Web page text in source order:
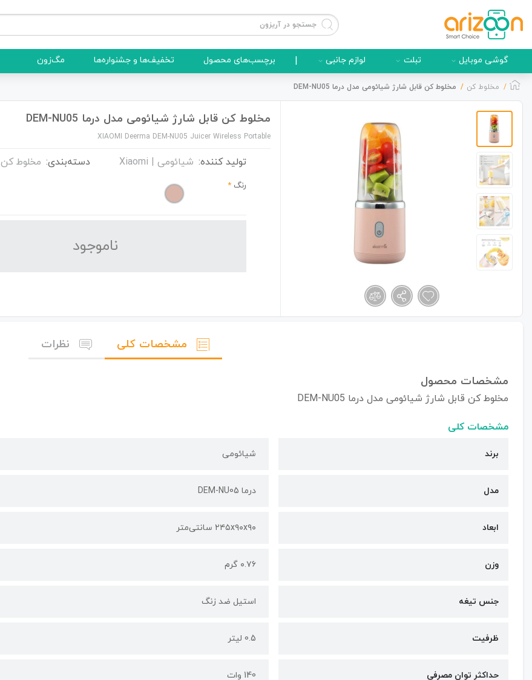
گوشی موبایل
لوازم جانبی
گوشی موبایل تبلت لوازم جانبی برچسب‌های محصول تخفیف‌ها و جشنواره‌ها مگ‌زون
مخلوط کن مخلوط کن قابل شارژ شیائومی مدل درما DEM-NU05
مخلوط کن قابل شارژ شیائومی مدل درما DEM-NU05
XIAOMI Deerma DEM-NU05 Juicer Wireless Portable
تولید کننده: شیائومی | Xiaomi دسته‌بندی: مخلوط کن
رنگ *
نا‌موجود
مشخصات کلی نظرات
مشخصات محصول
مخلوط کن قابل شارژ شیائومی مدل درما DEM-NU05
مشخصات کلی
برند شیائومی
مدل درما DEM-NU05
ابعاد ۲۴۵x۹۰x۹۰ سانتی‌متر
وزن ۰.۷۶ گرم
جنس تیغه استیل ضد زنگ
ظرفیت 0.5 لیتر
حداکثر توان مصرفی 140 وات